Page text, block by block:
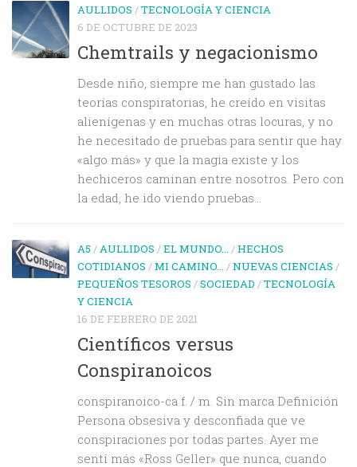
AULLIDOS /TECNOLOGÍA Y CIENCIA
6 DE OCTUBRE DE 2023
Chemtrails y negacionismo
Desde niño, siempre me han gustado las
teorías conspiratorias, he creído en visitas
alienígenas y en muchas otras locuras, y no
he necesitado de pruebas para sentir que hay
«algo más» y que la magia existe y los
hechiceros caminan entre nosotros. Pero con
la edad, he ido viendo pruebas...
A5 /AULLIDOS /EL MUNDO... /HECHOS
COTIDIANOS /MI CAMINO... /NUEVAS CIENCIAS /
PEQUEÑOS TESOROS /SOCIEDAD /TECNOLOGÍA
Y CIENCIA
16 DE FEBRERO DE 2021
Científicos versus
Conspiranoicos
conspiranoico-ca f. / m. Sin marca Definición
Persona obsesiva y desconfiada que ve
conspiraciones por todas partes. Ayer me
sentí más «Ross Geller» que nunca, cuando